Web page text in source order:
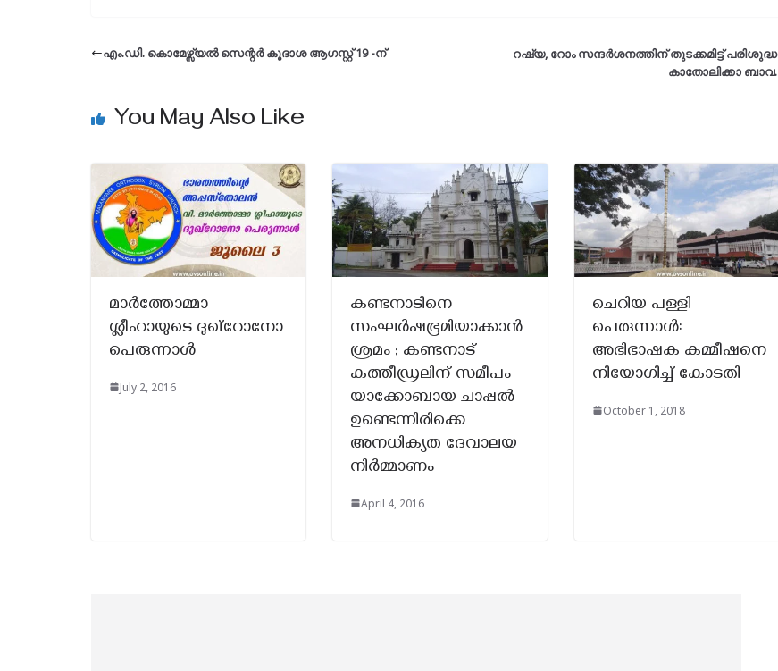
എം.ഡി. കൊമേഴ്സ്യൽ സെന്റർ കൂദാശ ആഗസ്റ്റ് 19 -ന്
റഷ്യ, റോം സന്ദർശനത്തിന് തുടക്കമിട്ട് പരിശുദ്ധ
കാതോലിക്കാ ബാവ.
You May Also Like
മാർത്തോമ്മാ
ശ്ലീഹായുടെ ദുഖ്റോനോ
പെരുന്നാൾ
July 2, 2016
കണ്ടനാടിനെ
സംഘർഷഭൂമിയാക്കാൻ
ശ്രമം ; കണ്ടനാട്
കത്തീഡ്രലിന് സമീപം
യാക്കോബായ ചാപ്പൽ
ഉണ്ടെന്നിരിക്കെ
അനധിക്യത ദേവാലയ
നിർമ്മാണം
April 4, 2016
ചെറിയ പള്ളി
പെരുന്നാൾ:
അഭിഭാഷക കമ്മീഷനെ
നിയോഗിച്ച് കോടതി
October 1, 2018